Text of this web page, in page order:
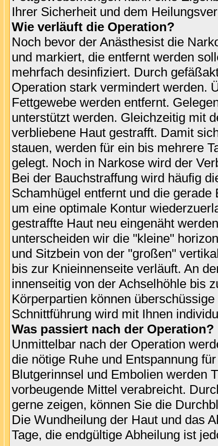
Ihrer Sicherheit und dem
Wie verläuft die Operation?
Noch bevor der Anästhesist die
und markiert, die entfernt werden
mehrfach desinfiziert. Durch
Operation stark vermindert werden.
Fettgewebe werden entfernt.
unterstützt werden. Gleichzeitig mit
verbliebene Haut gestrafft. Damit
stauen, werden für ein bis mehrere
gelegt. Noch in Narkose wird der
Bei der Bauchstraffung wird häufig
Schamhügel entfernt und die
um eine optimale Kontur
gestraffte Haut neu eingenäht
unterscheiden wir die "kleine"
und Sitzbein von der "großen"
bis zur Knieinnenseite verläuft. An
innenseitig von der Achselhöhle bis
Körperpartien können
Schnittführung wird mit Ihnen
Was passiert nach der Operation?
Unmittelbar nach der Operation
die nötige Ruhe und Entspannung
Blutgerinnsel und Embolien werden
vorbeugende Mittel verabreicht.
gerne zeigen, können Sie die
Die Wundheilung der Haut und das
Tage, die endgültige Abheilung ist